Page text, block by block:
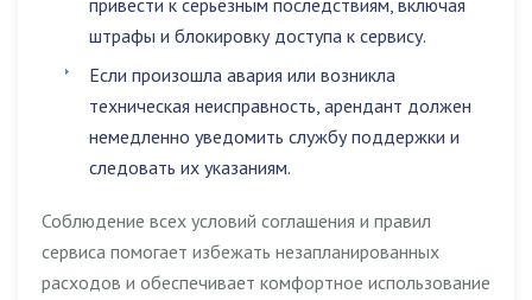
привести к серьёзным последствиям, включая
штрафы и блокировку доступа к сервису.
Если произошла авария или возникла
техническая неисправность, арендант должен
немедленно уведомить службу поддержки и
следовать их указаниям.
Соблюдение всех условий соглашения и правил
сервиса помогает избежать незапланированных
расходов и обеспечивает комфортное использование